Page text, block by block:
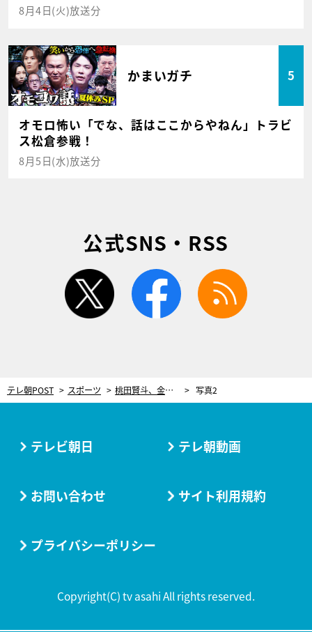
8月4日(火)放送分
かまいガチ 5
オモロ怖い「でな、話はここからやねん」トラビ
ス松倉参戦！
8月5日(水)放送分
公式SNS・RSS
twitter facebook
テレ朝POST スポーツ 桃田賢斗、金メダルを取れなくても「コートに立ちたい」 復活を後押しした“ファンの声援” 写真2
テレビ朝日 テレ朝動画
お問い合わせ サイト利用規約
プライバシーポリシー
Copyright(C) tv asahi All rights reserved.